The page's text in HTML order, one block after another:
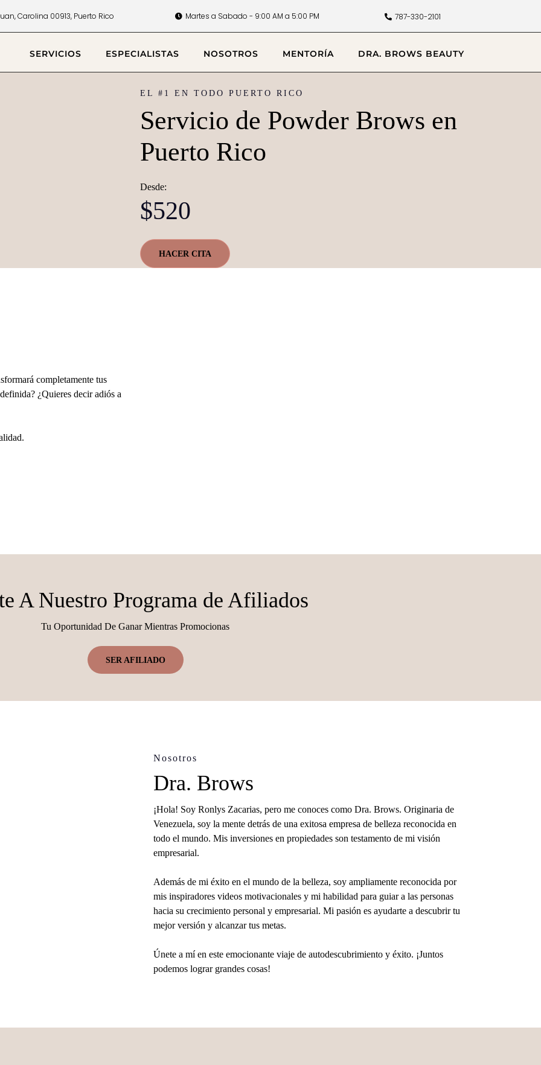
Carolina 00913, Puerto Rico Martes a Sabado - 9:00 AM a 5:00 PM 787-330-2101
SERVICIOS ESPECIALISTAS NOSOTROS MENTORÍA DRA. BROWS BEAUTY
EL #1 EN TODO PUERTO RICO
Servicio de Powder Brows en
Puerto Rico
Desde:
$520
HACER CITA
completamente tus
¿Quieres decir adiós a
A Nuestro Programa de Afiliados
Tu Oportunidad De Ganar Mientras Promocionas
SER AFILIADO
Nosotros
Dra. Brows
¡Hola! Soy Ronlys Zacarias, pero me conoces como Dra. Brows. Originaria de
Venezuela, soy la mente detrás de una exitosa empresa de belleza reconocida en
todo el mundo. Mis inversiones en propiedades son testamento de mi visión
empresarial.
Además de mi éxito en el mundo de la belleza, soy ampliamente reconocida por
mis inspiradores videos motivacionales y mi habilidad para guiar a las personas
hacia su crecimiento personal y empresarial. Mi pasión es ayudarte a descubrir tu
mejor versión y alcanzar tus metas.
Únete a mí en este emocionante viaje de autodescubrimiento y éxito. ¡Juntos
podemos lograr grandes cosas!